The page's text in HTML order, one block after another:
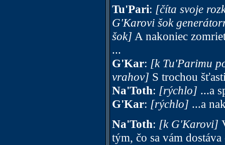
Tu'Pari: [číta svoje
G'Karovi šok
šok] A nakoniec
...
G'Kar: [k Tu'Parimu
vrahov] S trochou
Na'Toth: [rýchlo] ...a
G'Kar: [rýchlo] ...a
Na'Toth: [k G'Karovi]
tým, čo sa vám dostáva